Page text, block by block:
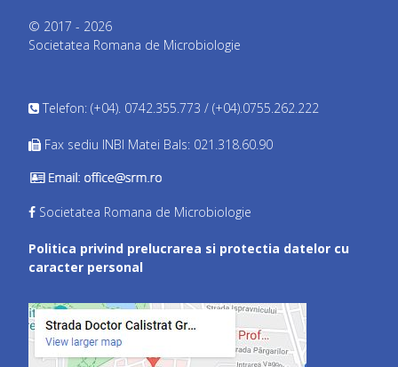
© 2017 - 2026
Societatea Romana de Microbiologie
Telefon: (+04). 0742.355.773 / (+04).0755.262.222
Fax sediu INBI Matei Bals: 021.318.60.90
Societatea Romana de Microbiologie
Politica privind prelucrarea si protectia datelor cu
caracter personal